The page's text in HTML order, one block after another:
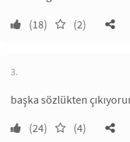
(18)
(2)
3.
başka sözlükten
(24)
(4)